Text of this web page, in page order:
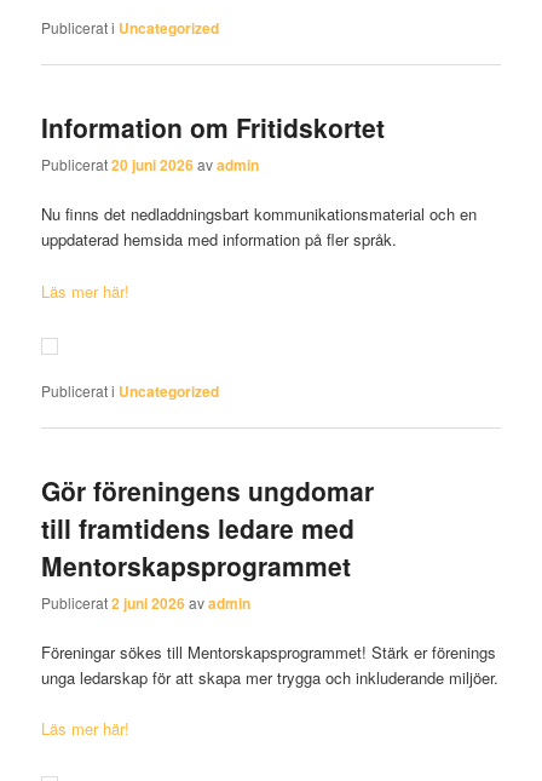
Publicerat i Uncategorized
Information om Fritidskortet
Publicerat20 juni 2026avadmin
Nu finns det nedladdningsbart kommunikationsmaterial och en
uppdaterad hemsida med information på fler språk.
Läs mer här!
Publicerat i Uncategorized
Gör föreningens ungdomar
till framtidens ledare med
Mentorskapsprogrammet
Publicerat2 juni 2026avadmin
Föreningar sökes till Mentorskapsprogrammet! Stärk er förenings
unga ledarskap för att skapa mer trygga och inkluderande miljöer.
Läs mer här!